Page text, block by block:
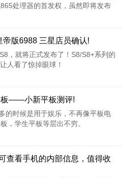
处理器的首发权，虽然即将发布
机10，在外观设计方面并没有太
版6988 三星店员确认!
，就将正式发布了！S8/S8+系列的
人看了惊掉眼球！
板——小新平板测评!
的时候是用于娱乐，不再像平板电
，学生平板等层出不穷。
查看手机的内部信息，值得收